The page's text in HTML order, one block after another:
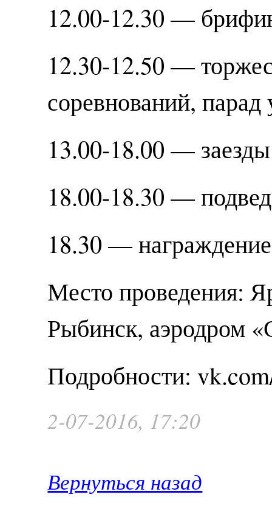
12.00-12.30 —
12.30-12.50 —
соревнований, парад
13.00-18.00 — заезды
18.00-18.30 —
18.30 — награждение
Место проведения:
Рыбинск, аэродром
Подробности:
2-07-2016, 17:20
Вернуться назад